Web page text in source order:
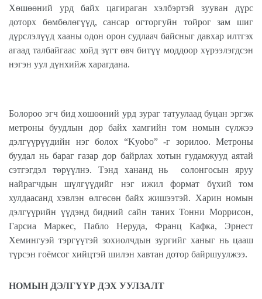
Хөшөөний урд байх цагираган хэлбэртэй зууван дүрс
доторх бөмбөлөгүүд, сансар огторгуйн тойрог зам шиг
дүрслэлүүд хааны одон орон судлаач байсныг давхар илтгэх
агаад талбайгаас хойд зүгт өвч битүү моддоор хүрээлэгдсэн
нэгэн уул дүнхийж харагдана.
Болороо эгч бид хөшөөний урд зураг татуулаад буцан эргэж
метроны буудлын дор байх хамгийн том номын сүлжээ
дэлгүүрүүдийн нэг болох “Kyobo” -г зорилоо. Метроны
буудал нь бараг газар дор байрлах хотын гудамжууд аятай
сэтгэгдэл төрүүлнэ. Тэнд хананд нь солонгосын яруу
найрагчдын шүлгүүдийг нэг ижил формат бүхий том
хулдаасанд хэвлэн өлгөсөн байх жишээтэй. Харин номын
дэлгүүрийн үүдэнд бидний сайн таних Тонни Моррисон,
Гарсиа Маркес, Пабло Неруда, Франц Кафка, Эрнест
Хемингуэй тэргүүтэй зохиолчдын зургийг ханыг нь цааш
түрсэн гоёмсог хийцтэй шилэн хавтан дотор байршуулжээ.
НОМЫН ДЭЛГҮҮР ДЭХ УУЛЗАЛТ